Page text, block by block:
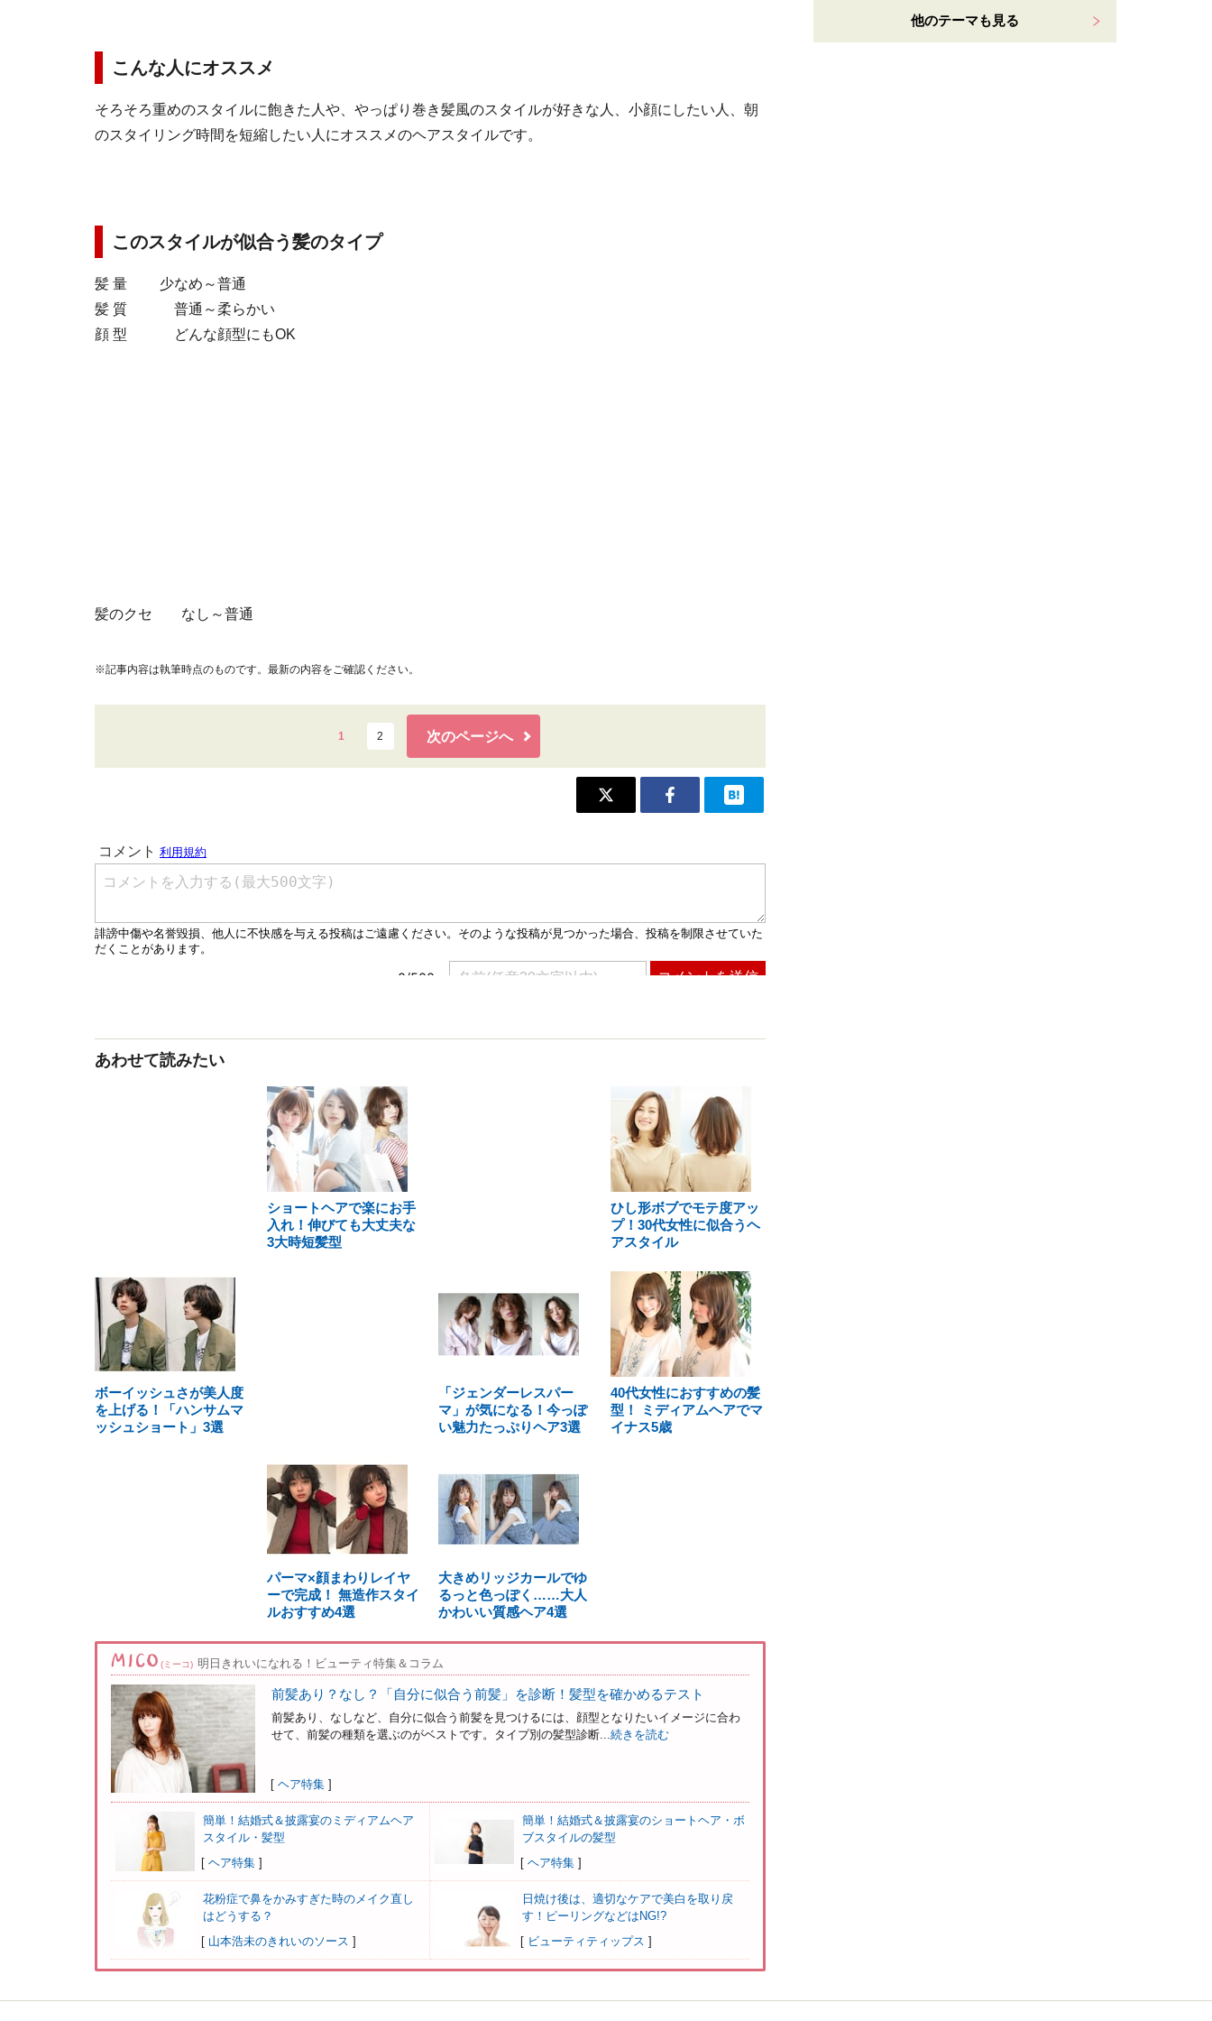
こんな人にオススメ
そろそろ重めのスタイルに飽きた人や、やっぱり巻き髪風のスタイルが好きな人、小顔にしたい人、朝
のスタイリング時間を短縮したい人にオススメのヘアスタイルです。
このスタイルが似合う髪のタイプ
髪 量 少なめ～普通
髪 質 普通～柔らかい
顔 型 どんな顔型にもOK
髪のクセ なし～普通
※記事内容は執筆時点のものです。最新の内容をご確認ください。
1 2 次のページへ
あわせて読みたい
ショートヘアで楽にお手
入れ！伸びても大丈夫な
3大時短髪型
ひし形ボブでモテ度アッ
プ！30代女性に似合うヘ
アスタイル
ボーイッシュさが美人度
を上げる！「ハンサムマ
ッシュショート」3選
「ジェンダーレスパー
マ」が気になる！今っぽ
い魅力たっぷりヘア3選
40代女性におすすめの髪
型！ ミディアムヘアでマ
イナス5歳
パーマ×顔まわりレイヤ
ーで完成！ 無造作スタイ
ルおすすめ4選
大きめリッジカールでゆ
るっと色っぽく……大人
かわいい質感ヘア4選
(ミーコ) 明日きれいになれる！ビューティ特集＆コラム
前髪あり？なし？「自分に似合う前髪」を診断！髪型を確かめるテスト
前髪あり、なしなど、自分に似合う前髪を見つけるには、顔型となりたいイメージに合わ
せて、前髪の種類を選ぶのがベストです。タイプ別の髪型診断...続きを読む
[ ヘア特集 ]
簡単！結婚式＆披露宴のミディアムヘア
スタイル・髪型
[ ヘア特集 ]
簡単！結婚式＆披露宴のショートヘア・ボ
ブスタイルの髪型
[ ヘア特集 ]
花粉症で鼻をかみすぎた時のメイク直し
はどうする？
[ 山本浩未のきれいのソース ]
日焼け後は、適切なケアで美白を取り戻
す！ピーリングなどはNG!?
[ ビューティティップス ]
他のテーマも見る